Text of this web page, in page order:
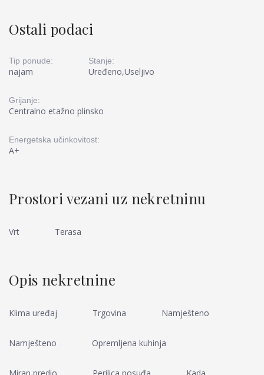
Ostali podaci
Tip ponude:
najam
Stanje:
Uređeno,Useljivo
Grijanje:
Centralno etažno plinsko
Energetska učinkovitost:
A+
Prostori vezani uz nekretninu
Vrt Terasa
Opis nekretnine
Klima uređaj Trgovina Namješteno
Namješteno Opremljena kuhinja